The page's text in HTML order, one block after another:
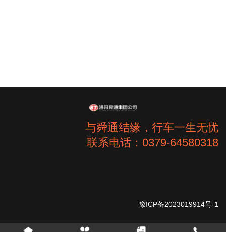
与舜通结缘，行车一生无忧
联系电话：0379-64580318
豫ICP备2023019914号-1